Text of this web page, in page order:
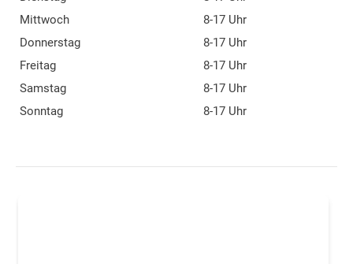
Mittwoch
8-17 Uhr
Donnerstag
8-17 Uhr
Freitag
8-17 Uhr
Samstag
8-17 Uhr
Sonntag
8-17 Uhr